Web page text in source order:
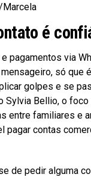
Marcela
é
pagamentos via
só que
golpes e se
Sylvia Bellio, o
entre familiares e
pagar contas
de pedir alguma